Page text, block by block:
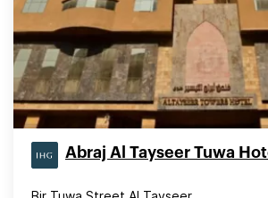
Abraj Al Tayseer Tuwa